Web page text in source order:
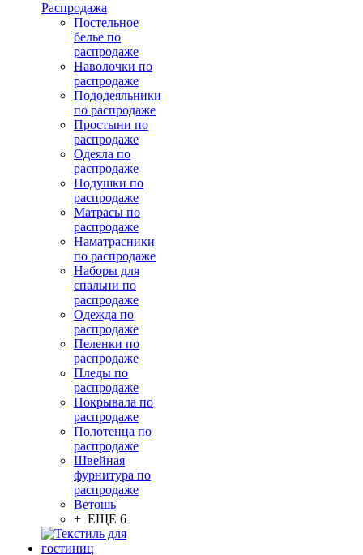
Распродажа
Постельное
белье по
распродаже
Наволочки по
распродаже
Пододеяльники
по распродаже
Простыни по
распродаже
Одеяла по
распродаже
Подушки по
распродаже
Матрасы по
распродаже
Наматрасники
по распродаже
Наборы для
спальни по
распродаже
Одежда по
распродаже
Пеленки по
распродаже
Пледы по
распродаже
Покрывала по
распродаже
Полотенца по
распродаже
Швейная
фурнитура по
распродаже
Ветошь
+ ЕЩЕ 6